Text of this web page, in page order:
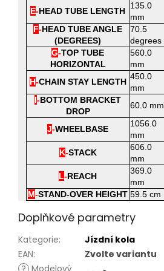
E-HEAD TUBE LENGTH
135.0
mm
F-HEAD TUBE ANGLE
(DEGREES)
70.5
degrees
G-TOP TUBE
HORIZONTAL
560.0
mm
H-CHAIN STAY LENGTH
450.0
mm
I-BOTTOM BRACKET
DROP
60.0 mm
J-WHEELBASE
1056.0
mm
K-STACK
606.0
mm
L-REACH
369.0
mm
M-STAND-OVER HEIGHT 59.5 cm
Doplňkové parametry
Kategorie:
Jízdní kola
EAN:
Zvolte variantu